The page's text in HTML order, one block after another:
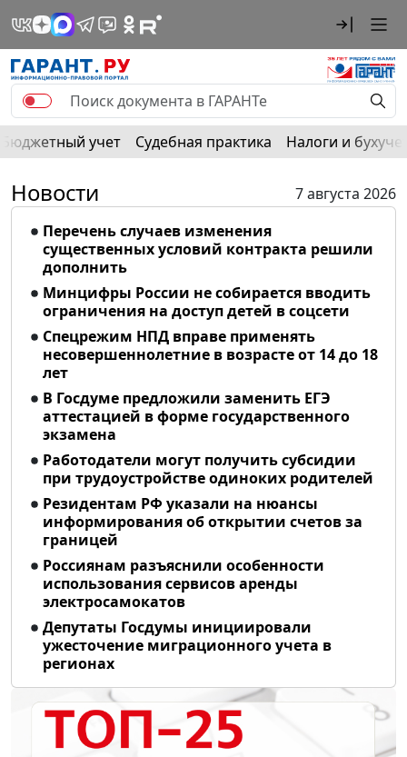
Бюджетный учет Судебная практика Налоги и
Новости
7 августа 2026
Перечень случаев изменения
существенных условий контракта решили
дополнить
Минцифры России не собирается вводить
ограничения на доступ детей в соцсети
Спецрежим НПД вправе применять
несовершеннолетние в возрасте от 14 до 18
лет
В Госдуме предложили заменить ЕГЭ
аттестацией в форме государственного
экзамена
Работодатели могут получить субсидии
при трудоустройстве одиноких родителей
Резидентам РФ указали на нюансы
информирования об открытии счетов за
границей
Россиянам разъяснили особенности
использования сервисов аренды
электросамокатов
Депутаты Госдумы инициировали
ужесточение миграционного учета в
регионах